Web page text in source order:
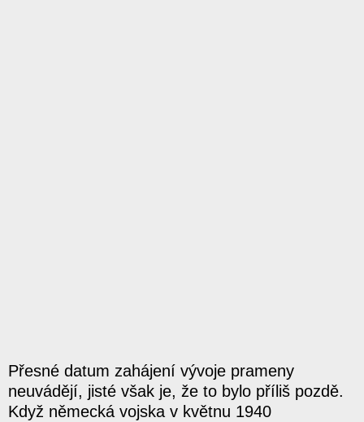
Přesné datum zahájení vývoje prameny
neuvádějí, jisté však je, že to bylo příliš pozdě.
Když německá vojska v květnu 1940